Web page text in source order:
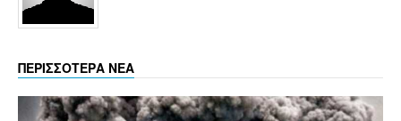
ΠΕΡΙΣΣΟΤΕΡΑ ΝΕΑ